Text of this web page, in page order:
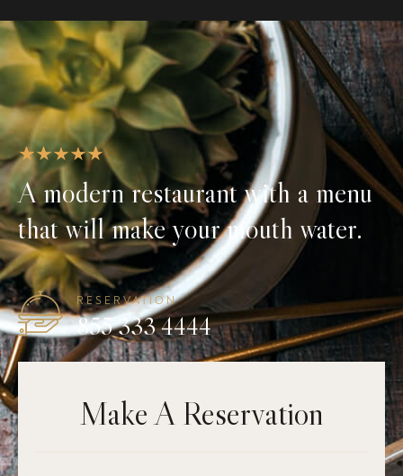
A modern restaurant with a menu
that will make your mouth water.
RESERVATION
855 333 4444
Make A Reservation